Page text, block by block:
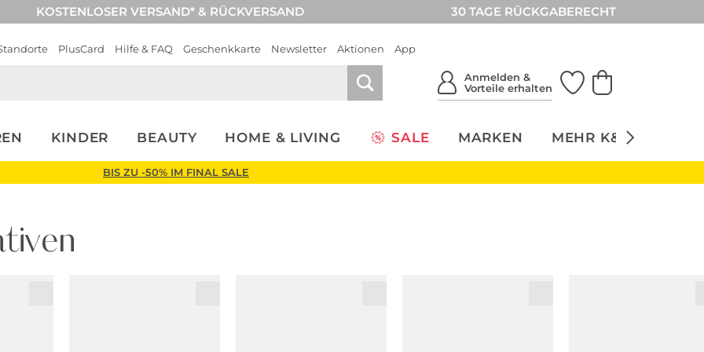
KOSTENLOSER VERSAND* & RÜCKVERSAND 30 TAGE RÜCKGABERECHT
PlusCard Hilfe & FAQ Geschenkkarte Newsletter Aktionen App
Anmelden &
Vorteile erhalten
KINDER BEAUTY HOME & LIVING SALE MARKEN MEHR K&Ö
BIS ZU -50% IM FINAL SALE